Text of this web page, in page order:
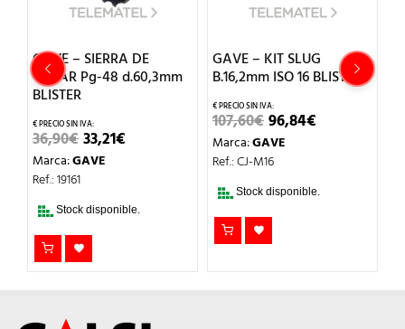
GAVE – SIERRA DE
CALAR Pg-48 d.60,3mm
BLISTER
36,90€EL
PRECIO
ORIGINAL
33,21€
Marca:GAVE
Ref.: 19161
Stock disponible.
GAVE – KIT SLUG
B.16,2mm ISO 16 BLISTER
107,60€EL
PRECIO
ORIGINAL
ERA:
96,84€
Marca:GAVE
Ref.: CJ-M16
Stock disponible.